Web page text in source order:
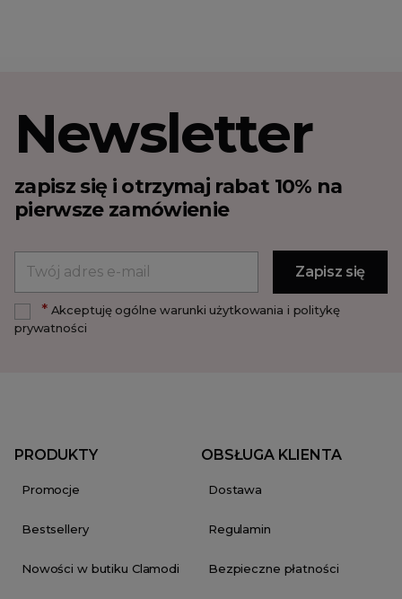
Newsletter
zapisz się i otrzymaj rabat 10% na
pierwsze zamówienie
*Akceptuję ogólne warunki użytkowania i politykę
prywatności
PRODUKTY
Promocje
Bestsellery
Nowości w butiku Clamodi
OBSŁUGA KLIENTA
Dostawa
Regulamin
Bezpieczne płatności